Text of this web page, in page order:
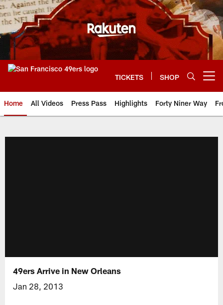
Skip
to
main
content
TICKETS SHOP
Home All Videos Press Pass Highlights Forty Niner Way
49ers Arrive in New Orleans
Jan 28, 2013